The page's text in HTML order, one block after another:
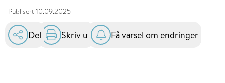
Publisert10.09.2025
Del Skriv ut Få varsel om endringer